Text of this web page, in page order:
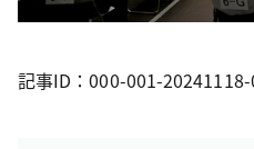
記事ID：000-001-